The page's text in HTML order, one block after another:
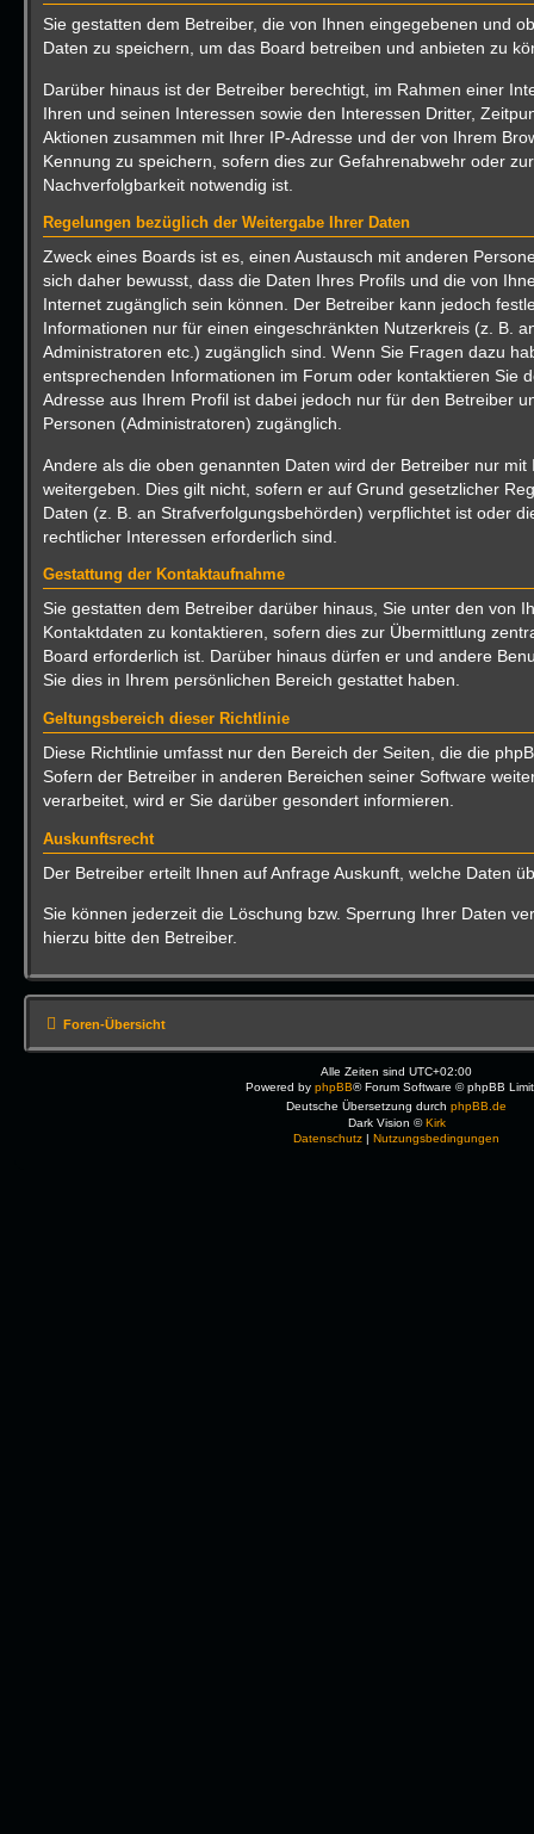
Sie gestatten dem Betreiber, die von Ihnen eingegebenen und
Daten zu speichern, um das Board betreiben und anbieten zu
Darüber hinaus ist der Betreiber berechtigt, im Rahmen einer
Ihren und seinen Interessen sowie den Interessen Dritter,
Aktionen zusammen mit Ihrer IP-Adresse und der von Ihrem
Kennung zu speichern, sofern dies zur Gefahrenabwehr oder
Nachverfolgbarkeit notwendig ist.
Regelungen bezüglich der Weitergabe Ihrer Daten
Zweck eines Boards ist es, einen Austausch mit anderen
sich daher bewusst, dass die Daten Ihres Profils und die von
Internet zugänglich sein können. Der Betreiber kann jedoch
Informationen nur für einen eingeschränkten Nutzerkreis (z. B.
Administratoren etc.) zugänglich sind. Wenn Sie Fragen dazu
entsprechenden Informationen im Forum oder kontaktieren Sie
Adresse aus Ihrem Profil ist dabei jedoch nur für den Betreiber
Personen (Administratoren) zugänglich.
Andere als die oben genannten Daten wird der Betreiber nur
weitergeben. Dies gilt nicht, sofern er auf Grund gesetzlicher
Daten (z. B. an Strafverfolgungsbehörden) verpflichtet ist oder
rechtlicher Interessen erforderlich sind.
Gestattung der Kontaktaufnahme
Sie gestatten dem Betreiber darüber hinaus, Sie unter den von
Kontaktdaten zu kontaktieren, sofern dies zur Übermittlung
Board erforderlich ist. Darüber hinaus dürfen er und andere
Sie dies in Ihrem persönlichen Bereich gestattet haben.
Geltungsbereich dieser Richtlinie
Diese Richtlinie umfasst nur den Bereich der Seiten, die die
Sofern der Betreiber in anderen Bereichen seiner Software
verarbeitet, wird er Sie darüber gesondert informieren.
Auskunftsrecht
Der Betreiber erteilt Ihnen auf Anfrage Auskunft, welche Daten
Sie können jederzeit die Löschung bzw. Sperrung Ihrer Daten
hierzu bitte den Betreiber.
Foren-Übersicht
Alle Zeiten sind UTC+02:00
Powered by phpBB® Forum Software © phpBB
Deutsche Übersetzung durch phpBB.de
Dark Vision ©Kirk
Datenschutz | Nutzungsbedingungen